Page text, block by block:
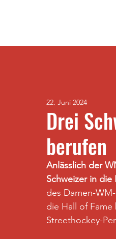
Drei
berufen
22. Juni 2024
Anlässlich der
Schweizer in die
des Damen-
die Hall of
Streethockey-